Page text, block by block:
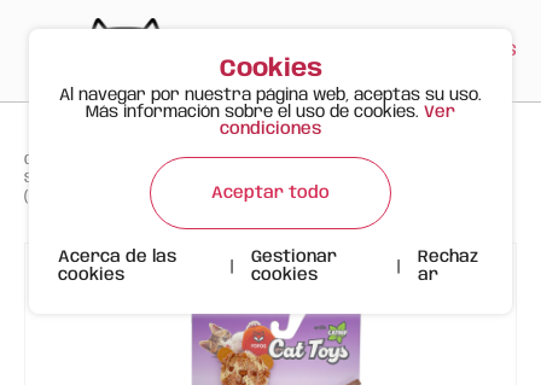
ES
Gato Feliz Productos > >
Set de Juguetes Naturales FOFOS para Gato – Tema Selva con Catnip
(3 Piezas)
Cookies
Al navegar por nuestra página web, aceptas su uso.
Más información sobre el uso de cookies. Ver
condiciones
Aceptar todo
Acerca de las
cookies
Gestionar
cookies
Rechaz
ar